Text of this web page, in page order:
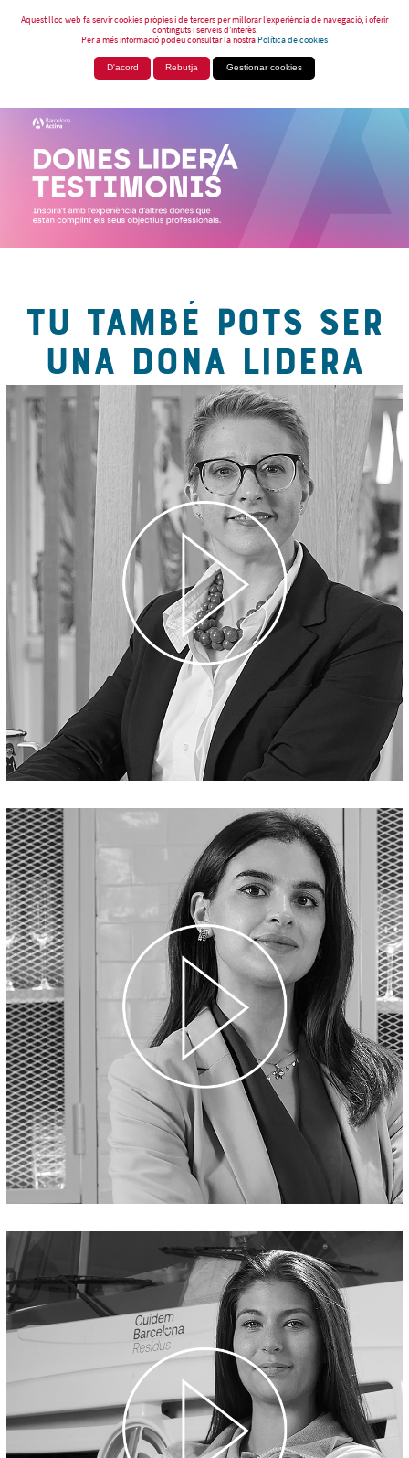
Aquest lloc web fa servir cookies pròpies i de tercers per millorar l’experiència de navegació, i oferir
continguts i serveis d’interès.
Per a més informació podeu consultar la nostraPolítica de cookies
D'acord Rebutja Gestionar cookies
TU TAMBÉ POTS SER
UNA DONA LIDERA